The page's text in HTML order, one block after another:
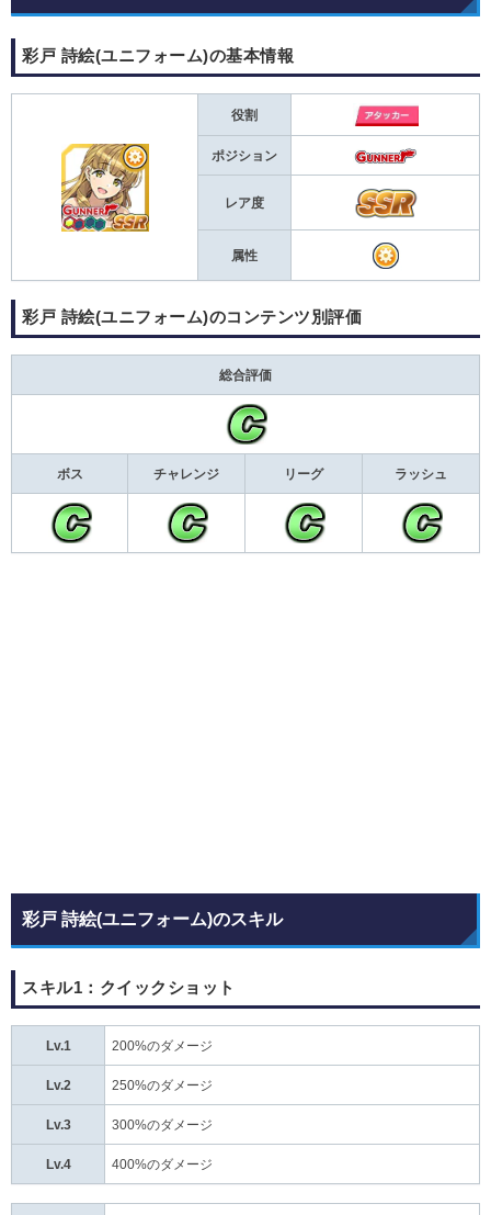
彩戸 詩絵(ユニフォーム)の基本情報
役割
ポジション
レア度
属性
彩戸 詩絵(ユニフォーム)のコンテンツ別評価
総合評価
ボス チャレンジ リーグ ラッシュ
彩戸 詩絵(ユニフォーム)のスキル
スキル1：クイックショット
Lv.1 200%のダメージ
Lv.2 250%のダメージ
Lv.3 300%のダメージ
Lv.4 400%のダメージ